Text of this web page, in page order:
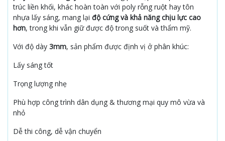
trúc liền khối, khác hoàn toàn với poly rỗng ruột hay tôn
nhựa lấy sáng, mang lại độ cứng và khả năng chịu lực cao
hơn, trong khi vẫn giữ được độ trong suốt và thẩm mỹ.
Với độ dày 3mm, sản phẩm được định vị ở phân khúc:
Lấy sáng tốt
Trọng lượng nhẹ
Phù hợp công trình dân dụng & thương mại quy mô vừa và
nhỏ
Dễ thi công, dễ vận chuyển